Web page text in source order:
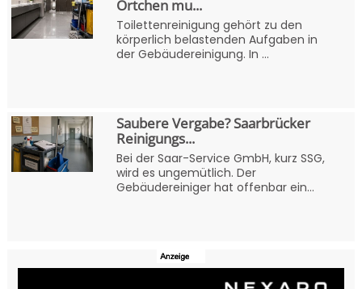
Örtchen mu...
Toilettenreinigung gehört zu den
körperlich belastenden Aufgaben in
der Gebäudereinigung. In ...
Saubere Vergabe? Saarbrücker
Reinigungs...
Bei der Saar-Service GmbH, kurz SSG,
wird es ungemütlich. Der
Gebäudereiniger hat offenbar ein...